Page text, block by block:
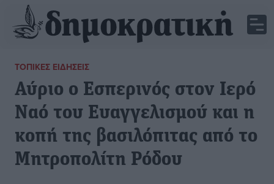
ΤΟΠΙΚΈΣ ΕΙΔΉΣΕΙΣ
Αύριο ο Εσπερινός στον Ιερό
Ναό του Ευαγγελισμού και η
κοπή της βασιλόπιτας από το
Μητροπολίτη Ρόδου